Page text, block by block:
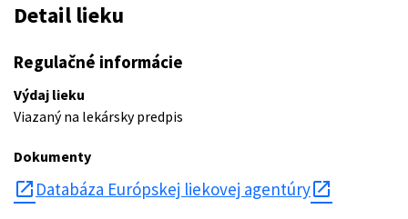
Detail lieku
Regulačné informácie
Výdaj lieku
Viazaný na lekársky predpis
Dokumenty
open_in_new Databáza Európskej liekovej agentúry